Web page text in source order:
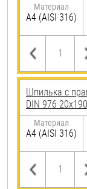
Материал
A4 (AISI 316)
Шпилька с
DIN 976
Материал
A4 (AISI 316)